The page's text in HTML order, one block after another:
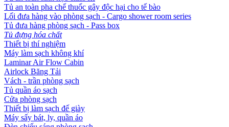
Tủ an toàn pha chế thuốc gây độc hại cho tế bào
Lối đưa hàng vào phòng sạch - Cargo shower room series
Tủ đưa hàng phòng sạch - Pass box
Tủ đựng hóa chất
Thiết bị thí nghiệm
Máy làm sạch không khí
Laminar Air Flow Cabin
Airlock Băng Tải
Vách - trần phòng sạch
Tủ quần áo sạch
Cửa phòng sạch
Thiết bị làm sạch đế giày
Máy sấy bát, ly, quần áo